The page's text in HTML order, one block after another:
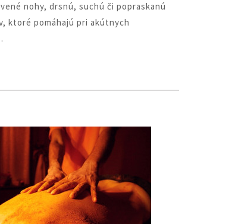
nohy, drsnú, suchú či popraskanú
ktoré pomáhajú pri akútnych